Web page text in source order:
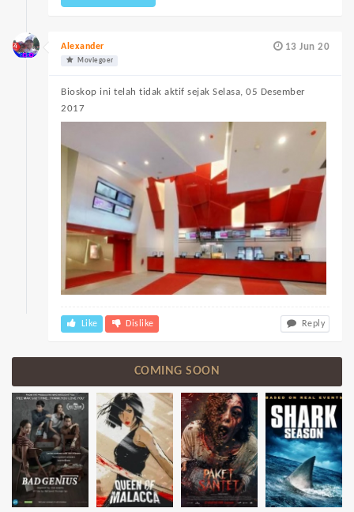
13 Jun 20
Alexander
Moviegoer
Bioskop ini telah tidak aktif sejak Selasa, 05 Desember
2017
Like Dislike Reply
COMING SOON